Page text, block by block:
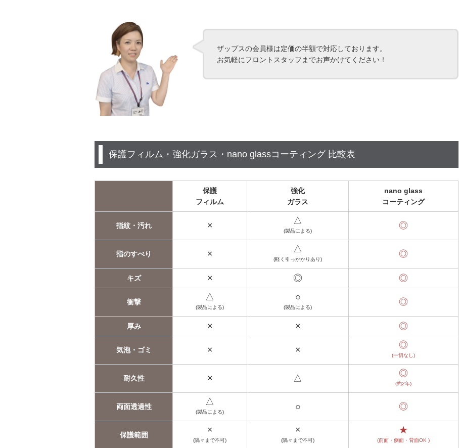
ザップスの会員様は定価の半額で対応しております。
お気軽にフロントスタッフまでお声かけてください！
保護フィルム・強化ガラス・nano glassコーティング 比較表
保護
フィルム
強化
ガラス
nano glass
コーティング
指紋・汚れ × △
(製品による)
◎
指のすべり × △
(軽く引っかかりあり)
◎
キズ × ◎ ◎
衝撃 △
(製品による)
○
(製品による)
◎
厚み × × ◎
気泡・ゴミ × × ◎
(一切なし)
耐久性 × △ ◎
(約2年)
両面透過性 △
(製品による)
○ ◎
保護範囲 ×
(隅々まで不可)
×
(隅々まで不可)
★
(前面・側面・背面OK )